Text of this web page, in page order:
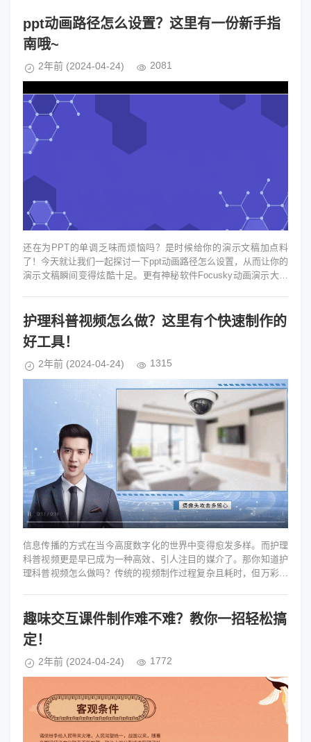
ppt动画路径怎么设置？这里有一份新手指
南哦~
2年前 (2024-04-24) 2081
还在为PPT的单调乏味而烦恼吗？是时候给你的演示文稿加点料
了！今天就让我们一起探讨一下ppt动画路径怎么设置，从而让你的
演示文稿瞬间变得炫酷十足。更有神秘软件Focusky动画演示大师
护理科普视频怎么做？这里有个快速制作的
好工具！
2年前 (2024-04-24) 1315
信息传播的方式在当今高度数字化的世界中变得愈发多样。而护理
科普视频更是早已成为一种高效、引人注目的媒介了。那你知道护
理科普视频怎么做吗？传统的视频制作过程复杂且耗时，但万彩AI
趣味交互课件制作难不难？教你一招轻松搞
定！
2年前 (2024-04-24) 1772